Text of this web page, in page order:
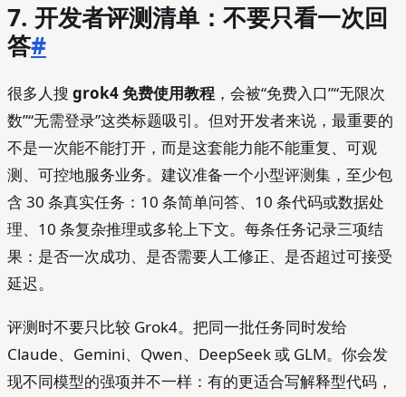
7. 开发者评测清单：不要只看一次回
答#
很多人搜 grok4 免费使用教程 ，会被“免费入口”“无限次
数”“无需登录”这类标题吸引。但对开发者来说，最重要的
不是一次能不能打开，而是这套能力能不能重复、可观
测、可控地服务业务。建议准备一个小型评测集，至少包
含 30 条真实任务：10 条简单问答、10 条代码或数据处
理、10 条复杂推理或多轮上下文。每条任务记录三项结
果：是否一次成功、是否需要人工修正、是否超过可接受
延迟。
评测时不要只比较 Grok4。把同一批任务同时发给
Claude、Gemini、Qwen、DeepSeek 或 GLM。你会发
现不同模型的强项并不一样：有的更适合写解释型代码，